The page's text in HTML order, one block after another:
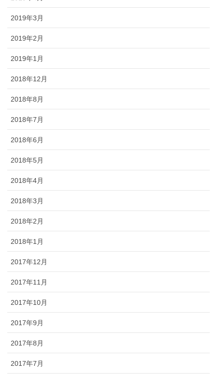
2019年3月
2019年2月
2019年1月
2018年12月
2018年8月
2018年7月
2018年6月
2018年5月
2018年4月
2018年3月
2018年2月
2018年1月
2017年12月
2017年11月
2017年10月
2017年9月
2017年8月
2017年7月